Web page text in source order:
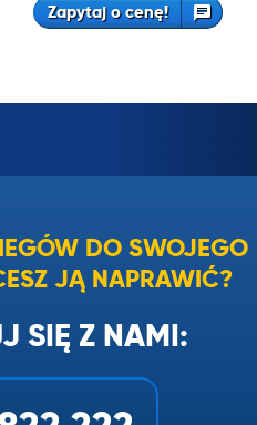
Zapytaj o cenę!
DO SWOJEGO
JĄ NAPRAWIĆ?
SIĘ Z NAMI: